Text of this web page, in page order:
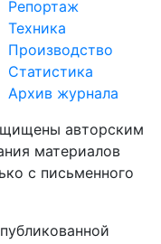
Репортаж
Техника
Производство
Статистика
Архив журнала
авторским
материалов
с письменного